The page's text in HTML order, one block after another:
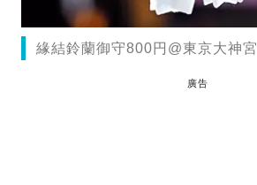
緣結鈴蘭御守800円@東京大神宮
廣告